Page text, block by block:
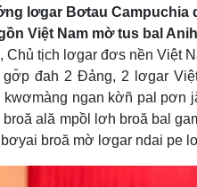
lơgar Bơtau
Việt Nam mờ tus bal
Chủ tịch lơgar đơs nền Việt
gơ̆p đah 2 Đảng, 2 lơgar
ngan kờñ pal pơn
ală mpồl lơh broă bal
broă mờ lơgar ndai pe